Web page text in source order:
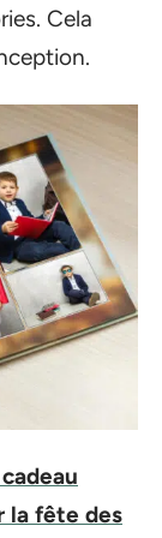
Cela
la fête des